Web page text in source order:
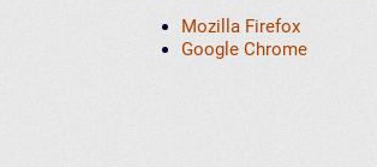
Mozilla Firefox
Google Chrome